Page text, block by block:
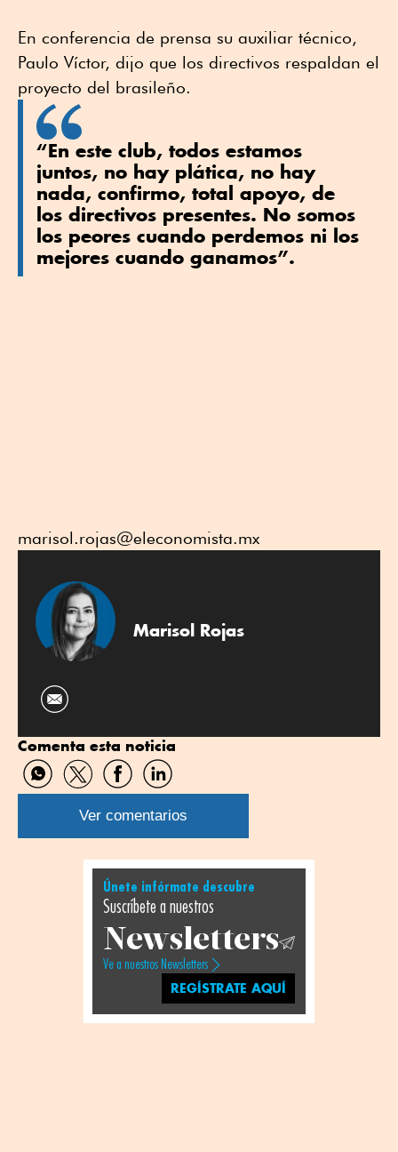
En conferencia de prensa su auxiliar técnico,
Paulo Víctor, dijo que los directivos respaldan el
proyecto del brasileño.
“En este club, todos estamos
juntos, no hay plática, no hay
nada, confirmo, total apoyo, de
los directivos presentes. No somos
los peores cuando perdemos ni los
mejores cuando ganamos”.
marisol.rojas@eleconomista.mx
Marisol Rojas
Comenta esta noticia
Compartir
por
WhatsApp
Compartir
por
Twitter
Compartir
por
Facebook
Compartir
por
Linkedin
Ver comentarios
Únete infórmate descubre
Suscríbete a nuestros
Newsletters
Ve a nuestros Newsletters
REGÍSTRATE AQUÍ